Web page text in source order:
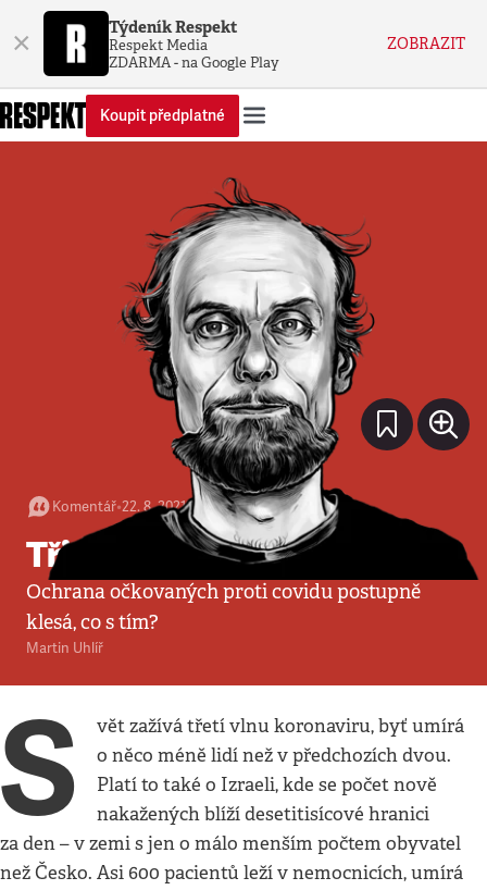
× Týdeník Respekt
Respekt Media
ZDARMA - na Google Play
ZOBRAZIT
Koupit předplatné
Komentář•22. 8. 2021•3 minuty
Tři dávky
Ochrana očkovaných proti covidu postupně
klesá, co s tím?
Martin Uhlíř
S
vět zažívá třetí vlnu koronaviru, byť umírá
o něco méně lidí než v předchozích dvou.
Platí to také o Izraeli, kde se počet nově
nakažených blíží desetitisícové hranici
za den – v zemi s jen o málo menším počtem obyvatel
než Česko. Asi 600 pacientů leží v nemocnicích, umírá